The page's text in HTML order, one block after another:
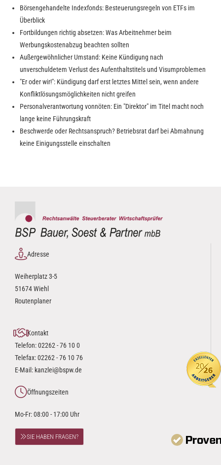
Börsengehandelte Indexfonds: Besteuerungsregeln von ETFs im
Überblick
Fortbildungen richtig absetzen: Was Arbeitnehmer beim
Werbungskostenabzug beachten sollten
Außergewöhnlicher Umstand: Keine Kündigung nach
unverschuldetem Verlust des Aufenthaltstitels und Visumproblemen
"Er oder wir!": Kündigung darf erst letztes Mittel sein, wenn andere
Konfliktlösungsmöglichkeiten nicht greifen
Personalverantwortung vonnöten: Ein "Direktor" im Titel macht noch
lange keine Führungskraft
Beschwerde oder Rechtsanspruch? Betriebsrat darf bei Abmahnung
keine Einigungsstelle einschalten
Adresse
Weiherplatz 3-5
51674 Wiehl
Routenplaner
Kontakt
Telefon:02262 - 76 10 0
Telefax: 02262 - 76 10 76
E-Mail: kanzlei@bspw.de
Öffnungszeiten
Mo-Fr: 08:00 - 17:00 Uhr
SIE HABEN FRAGEN?